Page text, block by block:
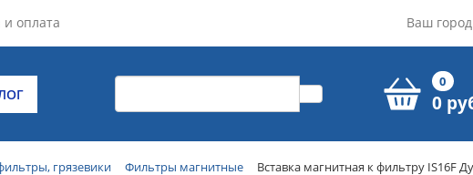
и оплата Ваш
0
0
грязевики Фильтры магнитные Вставка магнитная к фильтру IS16F